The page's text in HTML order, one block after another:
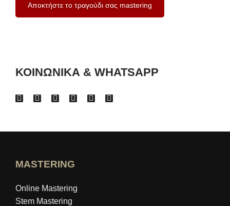
Αποκτήστε το τραγούδι σας mastering
ΚΟΙΝΩΝΙΚΑ & WHATSAPP
MASTERING
Online Mastering
Stem Mastering